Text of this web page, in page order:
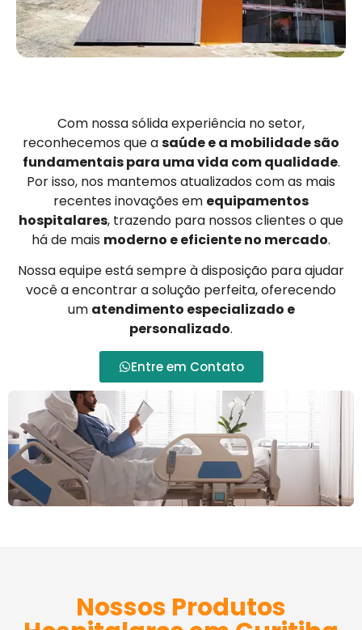
Com nossa sólida experiência no setor,
reconhecemos que asaúde e a mobilidade são
fundamentais para uma vida com qualidade.
Por isso, nos mantemos atualizados com as mais
recentes inovações em equipamentos
hospitalares, trazendo para nossos clientes o que
há de mais moderno e eficiente no mercado.
Nossa equipe está sempre à disposição para ajudar
você a encontrar a solução perfeita, oferecendo
um atendimento especializado e
personalizado.
Entre em Contato
Nossos Produtos